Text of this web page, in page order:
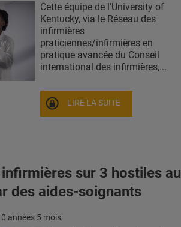
Cette équipe de l’University of
Kentucky, via le Réseau des
infirmières
praticiennes/infirmières en
pratique avancée du Conseil
international des infirmières,...
LIRE LA SUITE
infirmières sur 3 hostiles au
des aides-soignants
années 5 mois